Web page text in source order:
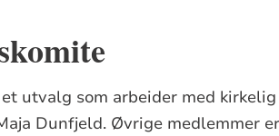
utvalg som arbeider med kirkelig
Dunfjeld. Øvrige medlemmer